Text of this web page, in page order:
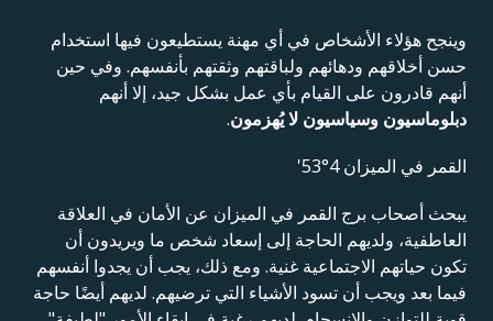
وينجح هؤلاء الأشخاص في أي مهنة يستطيعون فيها استخدام
حسن أخلاقهم ودهائهم ولباقتهم وثقتهم بأنفسهم. وفي حين
أنهم قادرون على القيام بأي عمل بشكل جيد، إلا أنهم
دبلوماسيون وسياسيون لا يُهزمون.
القمر في الميزان 4°53'
يبحث أصحاب برج القمر في الميزان عن الأمان في العلاقة
العاطفية، ولديهم الحاجة إلى إسعاد شخص ما ويريدون أن
تكون حياتهم الاجتماعية غنية. ومع ذلك، يجب أن يجدوا أنفسهم
فيما بعد ويجب أن تسود الأشياء التي ترضيهم. لديهم أيضًا حاجة